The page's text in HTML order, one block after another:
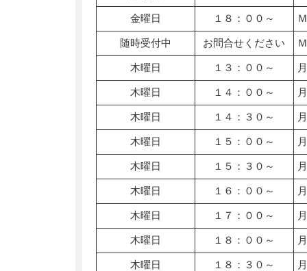
金曜日 １８：００～
随時受付中 お問合せください
木曜日 １３：００～
木曜日 １４：００～
木曜日 １４：３０～
木曜日 １５：００～
木曜日 １５：３０～
木曜日 １６：００～
木曜日 １７：００～
木曜日 １８：００～
木曜日 １８：３０～